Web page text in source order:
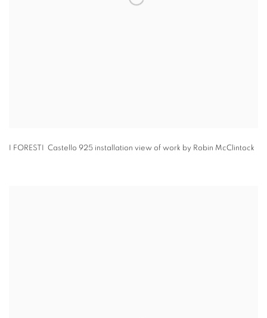
I FORESTI Castello 925 installation view of work by Robin McClintock